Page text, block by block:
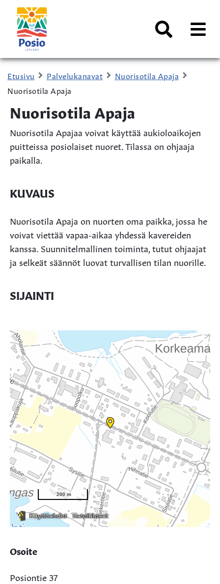
Siirry sisältöön
Kaupungin
logo
AVAA
Etusivu Palvelukanavat
Nuorisotila Apaja
Nuorisotila Apaja
Nuorisotila Apaja
Nuorisotila Apajaa voivat käyttää aukioloaikojen
puitteissa posiolaiset nuoret. Tilassa on ohjaaja
paikalla.
KUVAUS
Nuorisotila Apaja on nuorten oma paikka, jossa he
voivat viettää vapaa-aikaa yhdessä kavereiden
kanssa. Suunnitelmallinen toiminta, tutut ohjaajat
ja selkeät säännöt luovat turvallisen tilan nuorille.
SIJAINTI
Osoite
Posiontie 37